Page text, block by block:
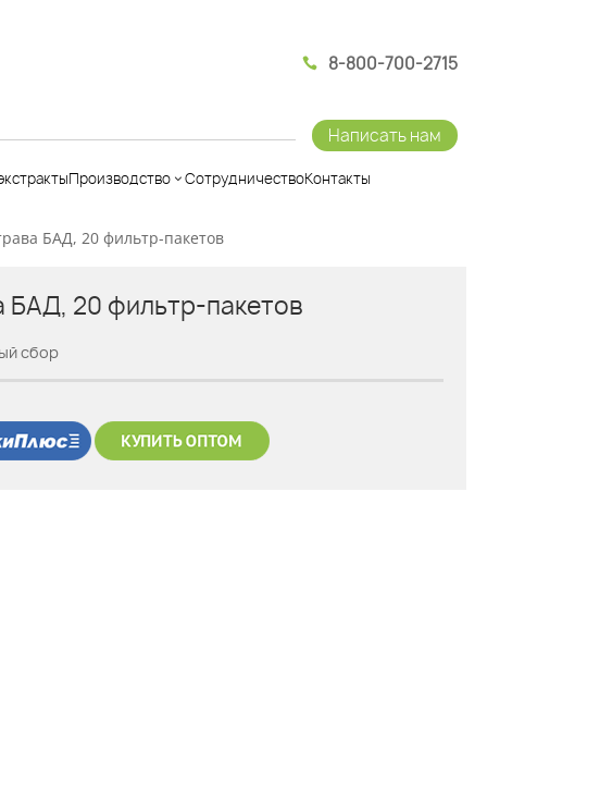
 8-800-700-2715
Написать нам
Производство СотрудничествоКонтакты
БАД, 20 фильтр-пакетов
БАД, 20 фильтр-пакетов
сбор